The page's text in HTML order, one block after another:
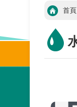
首頁